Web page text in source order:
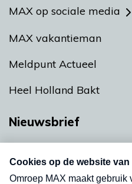
MAX op sociale media
MAX vakantieman
Meldpunt Actueel
Heel Holland Bakt
Nieuwsbrief
nieuwsbrief. Elke
uw mailbox.